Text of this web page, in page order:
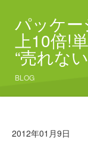
パッケ
上10倍!
“売れな
BLOG
2012年01月9日